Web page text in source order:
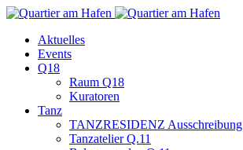
Aktuelles
Events
Q18
Raum Q18
Kuratoren
Tanz
TANZRESIDENZ Ausschreibung
Tanzatelier Q.11